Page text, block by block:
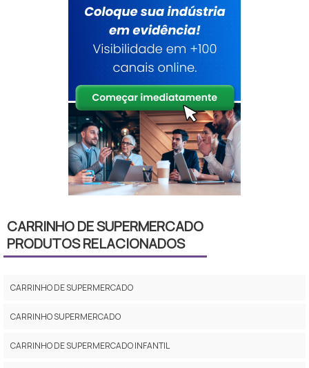
CARRINHO DE SUPERMERCADO
PRODUTOS RELACIONADOS
CARRINHO DE SUPERMERCADO
CARRINHO SUPERMERCADO
CARRINHO DE SUPERMERCADO INFANTIL